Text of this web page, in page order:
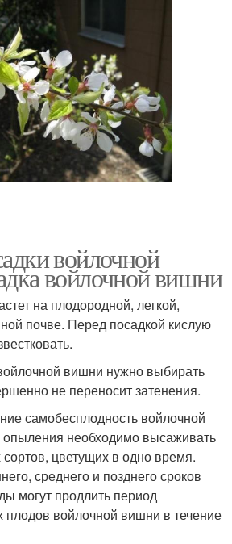
войлочной
войлочной вишни
на плодородной, легкой,
почве. Перед посадкой кислую
вишни нужно выбирать
не переносит затенения.
самобесплодность войлочной
необходимо высаживать
цветущих в одно время.
среднего и позднего сроков
могут продлить период
плодов войлочной вишни в течение